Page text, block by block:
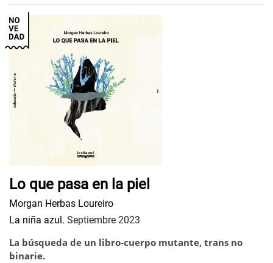
Lo que pasa en la piel
Morgan Herbas Loureiro
La niña azul. Septiembre 2023
La búsqueda de un libro-cuerpo mutante, trans no
binarie.